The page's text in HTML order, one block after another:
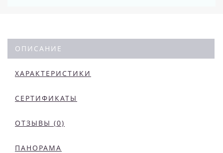
ОПИСАНИЕ
ХАРАКТЕРИСТИКИ
СЕРТИФИКАТЫ
ОТЗЫВЫ (0)
ПАНОРАМА